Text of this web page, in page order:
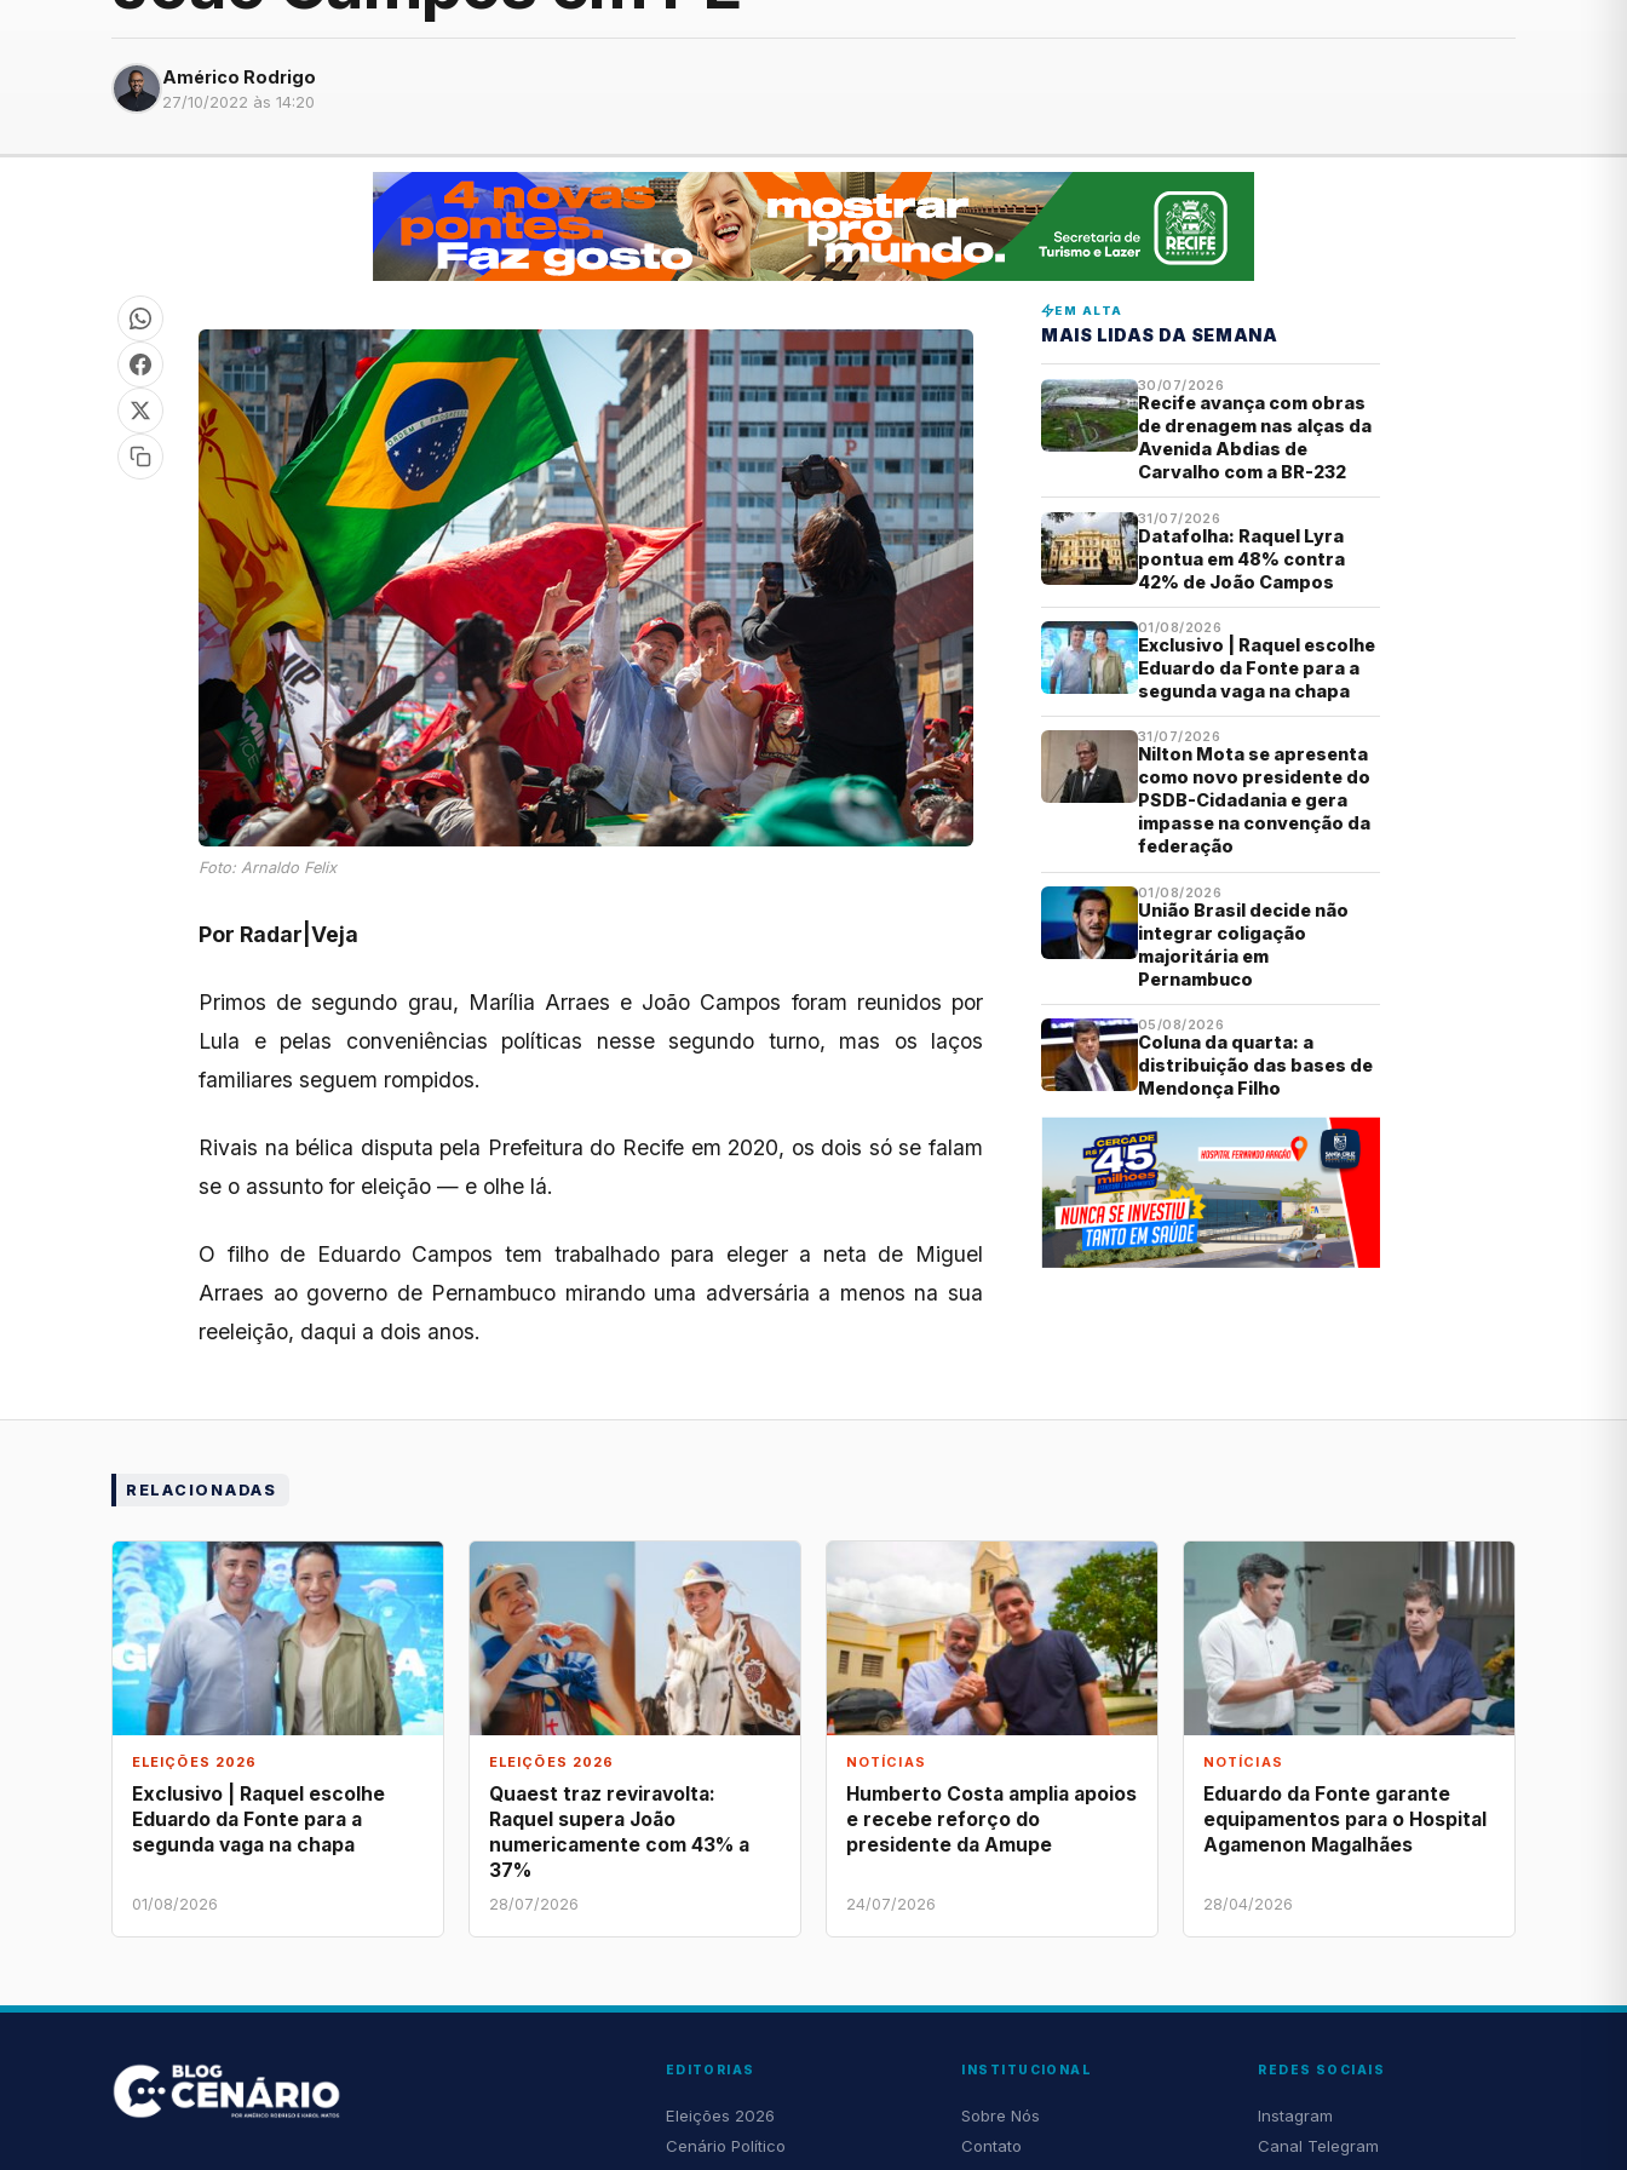
Américo Rodrigo
27/10/2022 às 14:20
Foto: Arnaldo Felix
Por Radar|Veja
Primos de segundo grau, Marília Arraes e João Campos foram reunidos por
Lula e pelas conveniências políticas nesse segundo turno, mas os laços
familiares seguem rompidos.
Rivais na bélica disputa pela Prefeitura do Recife em 2020, os dois só se falam
se o assunto for eleição — e olhe lá.
O filho de Eduardo Campos tem trabalhado para eleger a neta de Miguel
Arraes ao governo de Pernambuco mirando uma adversária a menos na sua
reeleição, daqui a dois anos.
EM ALTA
MAIS LIDAS DA SEMANA
30/07/2026
Recife avança com obras
de drenagem nas alças da
Avenida Abdias de
Carvalho com a BR-232
31/07/2026
Datafolha: Raquel Lyra
pontua em 48% contra
42% de João Campos
01/08/2026
Exclusivo | Raquel escolhe
Eduardo da Fonte para a
segunda vaga na chapa
31/07/2026
Nilton Mota se apresenta
como novo presidente do
PSDB-Cidadania e gera
impasse na convenção da
federação
01/08/2026
União Brasil decide não
integrar coligação
majoritária em
Pernambuco
05/08/2026
Coluna da quarta: a
distribuição das bases de
Mendonça Filho
RELACIONADAS
ELEIÇÕES 2026
Exclusivo | Raquel escolhe
Eduardo da Fonte para a
segunda vaga na chapa
01/08/2026
ELEIÇÕES 2026
Quaest traz reviravolta:
Raquel supera João
numericamente com 43% a
37%
28/07/2026
NOTÍCIAS
Humberto Costa amplia apoios
e recebe reforço do
presidente da Amupe
24/07/2026
NOTÍCIAS
Eduardo da Fonte garante
equipamentos para o Hospital
Agamenon Magalhães
28/04/2026
EDITORIAS
Eleições 2026
Cenário Político
INSTITUCIONAL
Sobre Nós
Contato
REDES SOCIAIS
Instagram
Canal Telegram